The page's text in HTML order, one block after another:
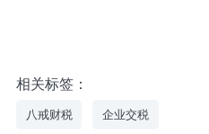
相关标签：
八戒财税 企业交税